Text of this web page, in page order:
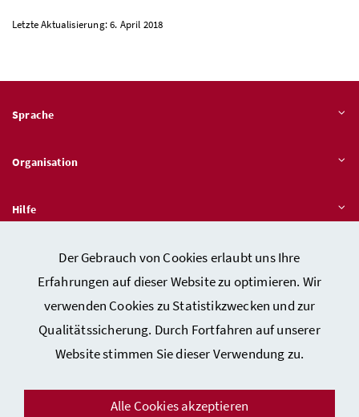
Der Gebrauch von Cookies erlaubt uns Ihre
Erfahrungen auf dieser Website zu optimieren. Wir
verwenden Cookies zu Statistikzwecken und zur
Qualitätssicherung. Durch Fortfahren auf unserer
Website stimmen Sie dieser Verwendung zu.
Alle Cookies akzeptieren
Letzte Aktualisierung: 6. April 2018
Sprache
Organisation
Hilfe
Quicklinks
Barrierefreiheitserklärung